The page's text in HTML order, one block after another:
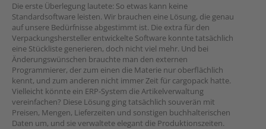
Die erste Überlegung lautete: So etwas kann keine
Standardsoftware leisten. Wir brauchen eine Lösung, die genau
auf unsere Bedürfnisse abgestimmt ist. Die extra für den
Verpackungshersteller entwickelte Software konnte tatsächlich
eine Stückliste generieren, doch nicht viel mehr. Und bei
Änderungswünschen brauchte man den externen
Programmierer, der zum einen die Materie nur oberflächlich
kennt, und zum anderen nicht immer Zeit für cargopack hatte.
Vielleicht könnte ein ERP-System die Artikelverwaltung
vereinfachen? Diese Lösung ging tatsächlich souverän mit
Preisen, Mengen, Lieferzeiten und sonstigen buchhalterischen
Daten um, und sie verwaltete elegant die Produktionszeiten.